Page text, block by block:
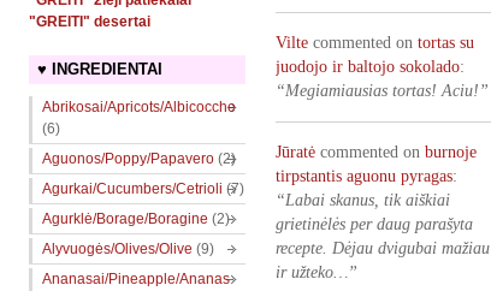
Vilte commented on tortas su
juodojo ir baltojo sokolado:
“Megiamiausias tortas! Aciu!”
Jūratė commented on burnoje
tirpstantis aguonu pyragas:
“Labai skanus, tik aiškiai
grietinėlės per daug parašyta
recepte. Dėjau dvigubai mažiau
ir užteko…”
"GREITI" desertai
♥ INGREDIENTAI
Abrikosai/Apricots/Albicocche
(6)
Aguonos/Poppy/Papavero (2)
Agurkai/Cucumbers/Cetrioli (7)
Agurklė/Borage/Boragine (2)
Alyvuogės/Olives/Olive (9)
Ananasai/Pineapple/Ananas